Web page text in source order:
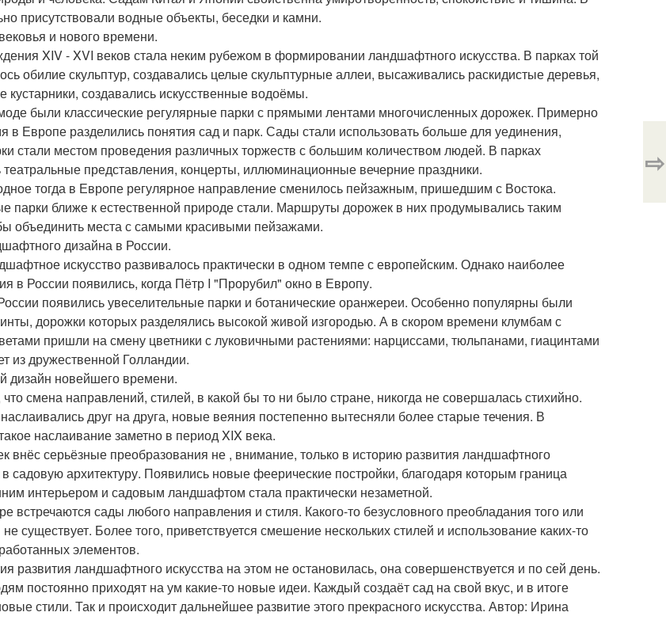
присутствовали водные объекты, беседки и камни.
и нового времени.
XIV - XVI веков стала неким рубежом в формировании ландшафтного искусства. В парках той
обилие скульптур, создавались целые скульптурные аллеи, высаживались раскидистые деревья,
кустарники, создавались искусственные водоёмы.
были классические регулярные парки с прямыми лентами многочисленных дорожек. Примерно
в Европе разделились понятия сад и парк. Сады стали использовать больше для уединения,
стали местом проведения различных торжеств с большим количеством людей. В парках
театральные представления, концерты, иллюминационные вечерние праздники.
тогда в Европе регулярное направление сменилось пейзажным, пришедшим с Востока.
парки ближе к естественной природе стали. Маршруты дорожек в них продумывались таким
объединить места с самыми красивыми пейзажами.
дизайна в России.
искусство развивалось практически в одном темпе с европейским. Однако наиболее
в России появились, когда Пётр I "Прорубил" окно в Европу.
появились увеселительные парки и ботанические оранжереи. Особенно популярны были
дорожки которых разделялись высокой живой изгородью. А в скором времени клумбам с
пришли на смену цветники с луковичными растениями: нарциссами, тюльпанами, гиацинтами
из дружественной Голландии.
новейшего времени.
что смена направлений, стилей, в какой бы то ни было стране, никогда не совершалась стихийно.
друг на друга, новые веяния постепенно вытесняли более старые течения. В
наслаивание заметно в период XIX века.
внёс серьёзные преобразования не , внимание, только в историю развития ландшафтного
садовую архитектуру. Появились новые феерические постройки, благодаря которым граница
интерьером и садовым ландшафтом стала практически незаметной.
встречаются сады любого направления и стиля. Какого-то безусловного преобладания того или
не существует. Более того, приветствуется смешение нескольких стилей и использование каких-то
элементов.
развития ландшафтного искусства на этом не остановилась, она совершенствуется и по сей день.
постоянно приходят на ум какие-то новые идеи. Каждый создаёт сад на свой вкус, и в итоге
стили. Так и происходит дальнейшее развитие этого прекрасного искусства. Автор: Ирина
⇨